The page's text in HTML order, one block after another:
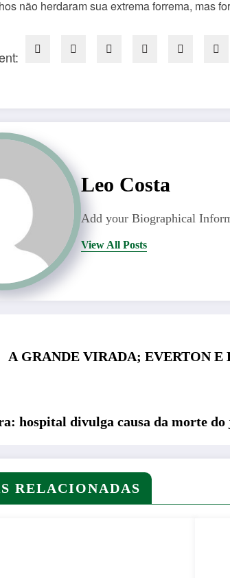
não herdaram sua extrema forrema, mas
Leo Costa
Add your Biographical
View All Posts
A GRANDE VIRADA; EVERTON
hospital divulga causa da morte
RELACIONADAS